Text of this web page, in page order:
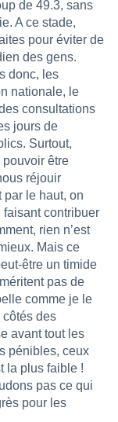
de 49.3, sans
A ce stade,
pour éviter de
des gens.
donc, les
nationale, le
consultations
jours de
Surtout,
pouvoir être
réjouir
par le haut, on
contribuer
rien n’est
Mais ce
être un timide
pas de
comme je le
des
avant tout les
pénibles, ceux
la plus faible !
pas ce qui
pour les